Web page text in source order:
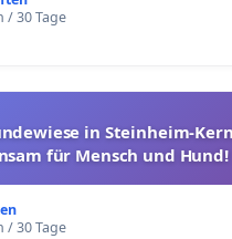
/ 30 Tage
in Steinheim-
für Mensch und Hund!
/ 30 Tage